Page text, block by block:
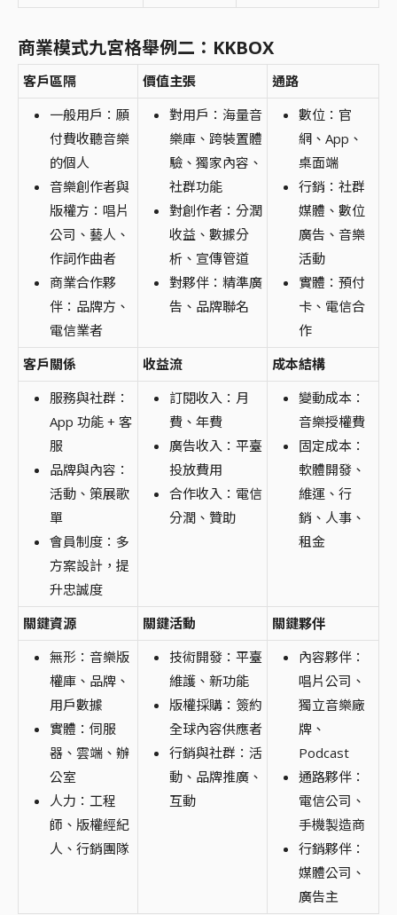
商業模式九宮格舉例二：KKBOX
客戶區隔 價值主張
通路
一般用戶：願
付費收聽音樂
的個人
音樂創作者與
版權方：唱片
公司、藝人、
作詞作曲者
商業合作夥
伴：品牌方、
電信業者
對用戶：海量音
樂庫、跨裝置體
驗、獨家內容、
社群功能
對創作者：分潤
收益、數據分
析、宣傳管道
對夥伴：精準廣
告、品牌聯名
數位：官
網、App、
桌面端
行銷：社群
媒體、數位
廣告、音樂
活動
實體：預付
卡、電信合
作
客戶關係
收益流
成本結構
服務與社群：
App 功能 + 客
服
品牌與內容：
活動、策展歌
單
會員制度：多
方案設計，提
升忠誠度
訂閱收入：月
費、年費
廣告收入：平臺
投放費用
合作收入：電信
分潤、贊助
變動成本：
音樂授權費
固定成本：
軟體開發、
維運、行
銷、人事、
租金
關鍵資源 關鍵活動
關鍵夥伴
無形：音樂版
權庫、品牌、
用戶數據
實體：伺服
器、雲端、辦
公室
人力：工程
師、版權經紀
人、行銷團隊
技術開發：平臺
維護、新功能
版權採購：簽約
全球內容供應者
行銷與社群：活
動、品牌推廣、
互動
內容夥伴：
唱片公司、
獨立音樂廠
牌、
Podcast
通路夥伴：
電信公司、
手機製造商
行銷夥伴：
媒體公司、
廣告主